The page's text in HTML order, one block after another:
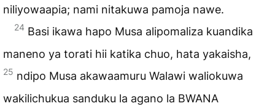
niliyowaapia; nami nitakuwa pamoja nawe.
24 Basi ikawa hapo Musa alipomaliza kuandika
maneno ya torati hii katika chuo, hata yakaisha,
25 ndipo Musa akawaamuru Walawi waliokuwa
wakilichukua sanduku la agano la BWANA